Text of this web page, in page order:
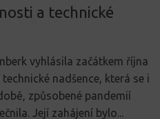
a technické
vyhlásila začátkem října
nadšence, která se i
způsobené pandemií
Její zahájení bylo...